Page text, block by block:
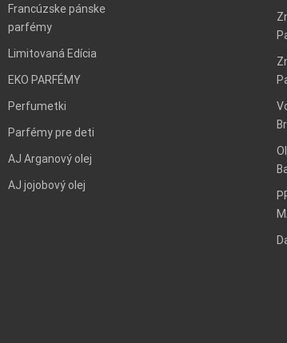
Francúzske pánske
parfémy
Limitovaná Edícia
EKO PARFÉMY
Perfumetki
Parfémy pre deti
AJ Arganový olej
AJ jojobový olej